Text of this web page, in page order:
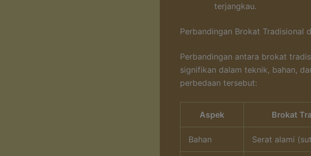
terjangkau.
Perbandingan Brokat Tradisional
Perbandingan antara brokat
signifikan dalam teknik, bahan,
perbedaan tersebut:
Aspek Brokat
Bahan Serat alami